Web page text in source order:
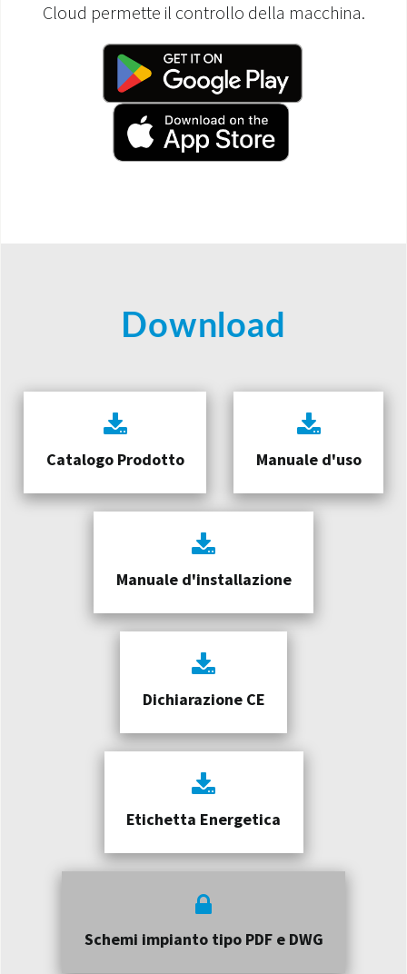
Cloud permette il controllo della macchina.
Download
Catalogo Prodotto Manuale d'uso
Manuale d'installazione
Dichiarazione CE
Etichetta Energetica
Schemi impianto tipo PDF e DWG